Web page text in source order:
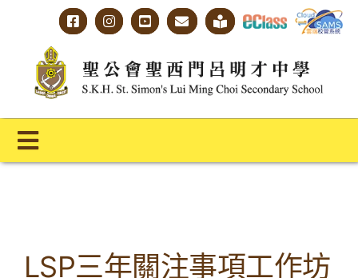
content
Toggle
明才人學習藍圖
LSP三年關注事項工作坊